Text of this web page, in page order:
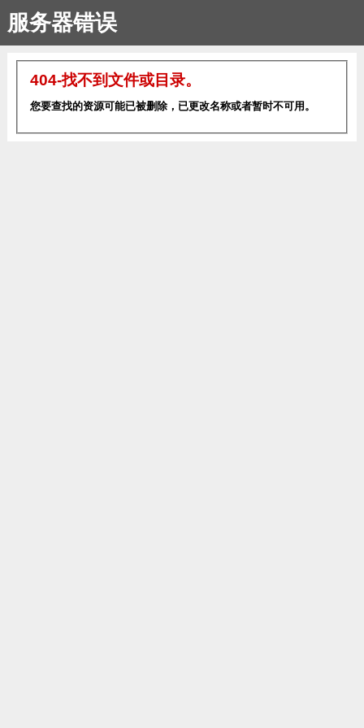
服务器错误
404-找不到文件或目录。
您要查找的资源可能已被删除，已更改名称或者暂时不可用。